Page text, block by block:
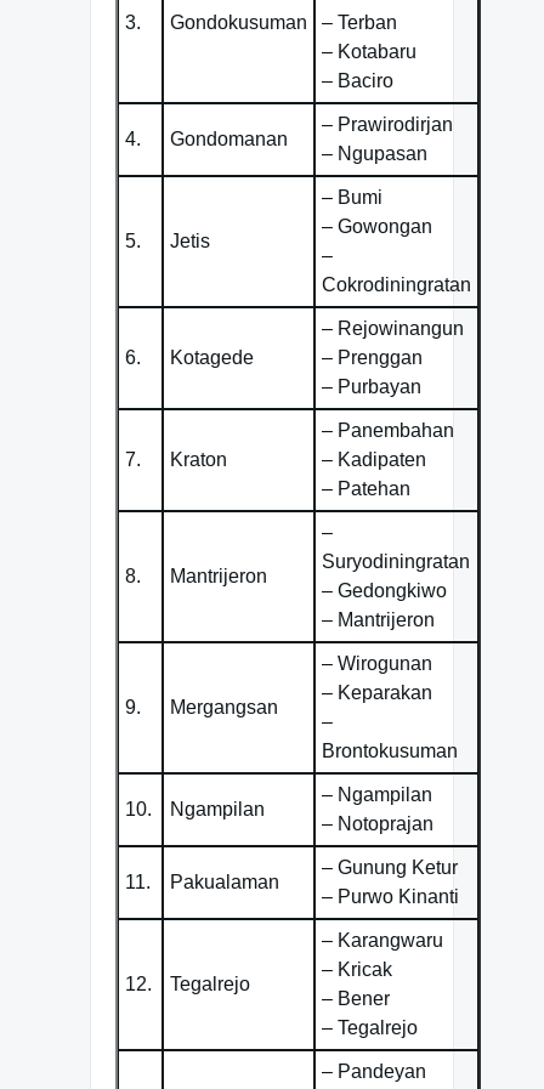
3. Gondokusuman
– Terban
– Kotabaru
– Baciro
4. Gondomanan
– Prawirodirjan
– Ngupasan
5. Jetis
– Bumi
– Gowongan
–
Cokrodiningratan
6. Kotagede
– Rejowinangun
– Prenggan
– Purbayan
7. Kraton
– Panembahan
– Kadipaten
– Patehan
8. Mantrijeron
–
Suryodiningratan
– Gedongkiwo
– Mantrijeron
9. Mergangsan
– Wirogunan
– Keparakan
–
Brontokusuman
10. Ngampilan
– Ngampilan
– Notoprajan
11. Pakualaman
– Gunung Ketur
– Purwo Kinanti
12. Tegalrejo
– Karangwaru
– Kricak
– Bener
– Tegalrejo
– Pandeyan